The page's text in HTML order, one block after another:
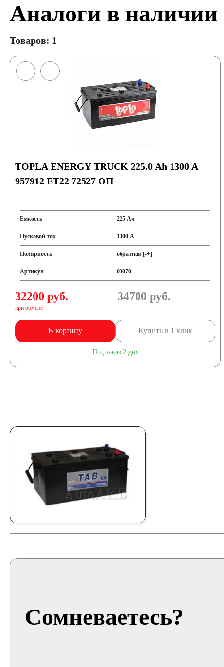
Аналоги в наличии
Товаров: 1
TOPLA ENERGY TRUCK 225.0 Ah 1300 A
957912 ET22 72527 ОП
Емкость 225 Ач
Пусковой ток 1300 А
Полярность обратная [-+]
Артикул 03070
32200 руб.
при обмене
34700 руб.
В корзину Купить в 1 клик
Под заказ 2 дня
Сомневаетесь?